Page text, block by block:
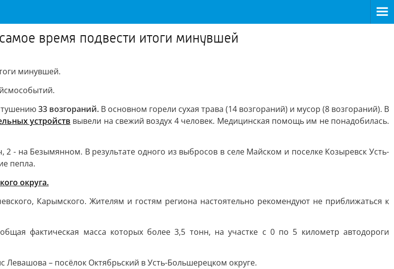
время подвести итоги минувшей
минувшей.
тушению33 возгораний. В основном горели сухая трава (14 возгораний) и мусор (8 возгораний). В
устройств вывели на свежий воздух 4 человек. Медицинская помощь им не понадобилась.
- на Безымянном. В результате одного из выбросов в селе Майском и поселке Козыревск Усть-
пепла.
округа.
Карымского. Жителям и гостям региона настоятельно рекомендуют не приближаться к
фактическая масса которых более 3,5 тонн, на участке с 0 по 5 километр автодороги
– посёлок Октябрьский в Усть-Большерецком округе.